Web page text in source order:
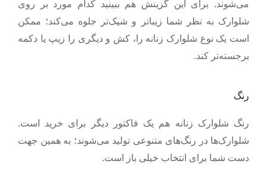
می‌شوند. برای این گزینش هم ببینید کدام مورد بر روی
شلوارک به نظر شما زیباتر و شیک‌تر جلوه می‌کند؛ ممکن
است یک نوع شلوارک زنانه را، کش و دیگری را زیپ یا دکمه
برجسته‌تر کند.
رنگ
رنگ شلوارک زنانه هم یک فاکتور دیگر برای خرید است.
شلوارک‌ها در رنگ‌های متنوعی تولید می‌شوند؛ به همین جهت
دست شما برای انتخاب خیلی باز است.